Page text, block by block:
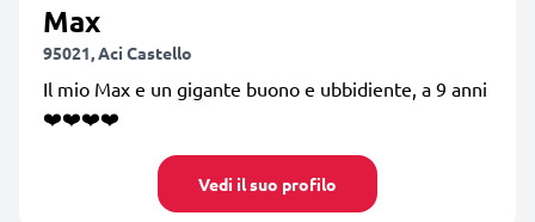
Max
95021, Aci Castello
Il mio Max e un gigante buono e ubbidiente, a 9 anni
❤️❤️❤️❤️
Vedi il suo profilo